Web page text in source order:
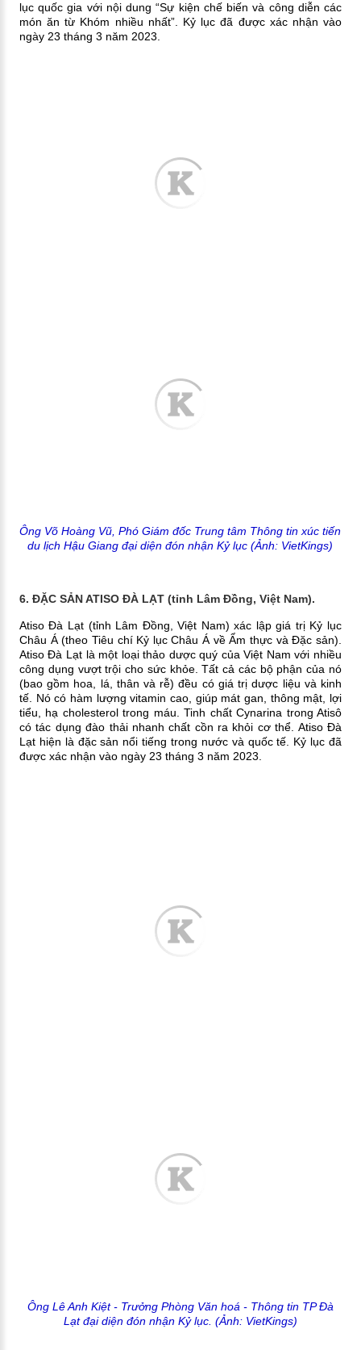
lục quốc gia với nội dung “Sự kiện chế biến và công diễn các
món ăn từ Khóm nhiều nhất”. Kỷ lục đã được xác nhận vào
ngày 23 tháng 3 năm 2023.
Ông Võ Hoàng Vũ, Phó Giám đốc Trung tâm Thông tin xúc tiến
du lịch Hậu Giang đại diện đón nhận Kỷ lục(Ảnh: VietKings)
6. ĐẶC SẢN ATISO ĐÀ LẠT (tỉnh Lâm Đồng, Việt Nam).
Atiso Đà Lạt (tỉnh Lâm Đồng, Việt Nam) xác lập giá trị Kỷ lục
Châu Á (theo Tiêu chí Kỷ lục Châu Á về Ẩm thực và Đặc sản).
Atiso Đà Lạt là một loại thảo dược quý của Việt Nam với nhiều
công dụng vượt trội cho sức khỏe. Tất cả các bộ phận của nó
(bao gồm hoa, lá, thân và rễ) đều có giá trị dược liệu và kinh
tế. Nó có hàm lượng vitamin cao, giúp mát gan, thông mật, lợi
tiểu, hạ cholesterol trong máu. Tinh chất Cynarina trong Atisô
có tác dụng đào thải nhanh chất cồn ra khỏi cơ thể. Atiso Đà
Lạt hiện là đặc sản nổi tiếng trong nước và quốc tế. Kỷ lục đã
được xác nhận vào ngày 23 tháng 3 năm 2023.
Ông Lê Anh Kiệt - Trưởng Phòng Văn hoá - Thông tin TP Đà
Lạt đại diện đón nhận Kỷ lục. (Ảnh: VietKings)